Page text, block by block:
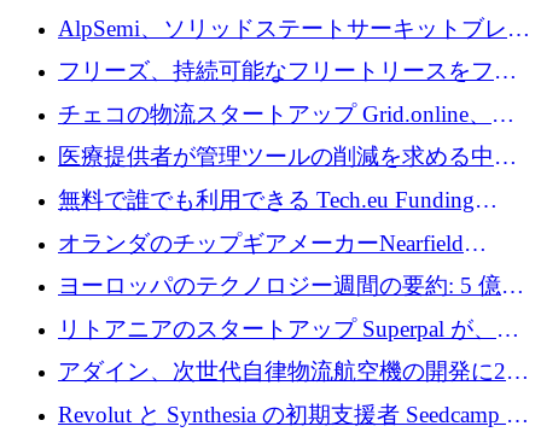
ラクチャを拡張するためにシリーズ A で
1,300 万ドルを調達
AlpSemi、ソリッドステートサーキットブレー
カー技術の進歩のために1,700万ユーロを調達
フリーズ、持続可能なフリートリースをフラ
ンス全土に拡大するために1,300万ユーロを確
保
チェコの物流スタートアップ Grid.online、配
送量が 1 年で 10 倍に増加し、400 万ユーロの
医療提供者が管理ツールの削減を求める中、
a16z が Prosper AI を 3,000 万ドルで支援
無料で誰でも利用できる Tech.eu Funding
Explorer のご紹介
オランダのチップギアメーカーNearfield
Instrumentsが3億8,000万ドルを調達
ヨーロッパのテクノロジー週間の要約: 5 億
8,500 万ユーロを超える 60 以上のテクノロジ
ー資金調達取引
リトアニアのスタートアップ Superpal が、
Slack 内に構築された AI コワーカー プラット
フォームのために 50 万ユーロを調達
アダイン、次世代自律物流航空機の開発に250
万ユーロを確保
Revolut と Synthesia の初期支援者 Seedcamp が